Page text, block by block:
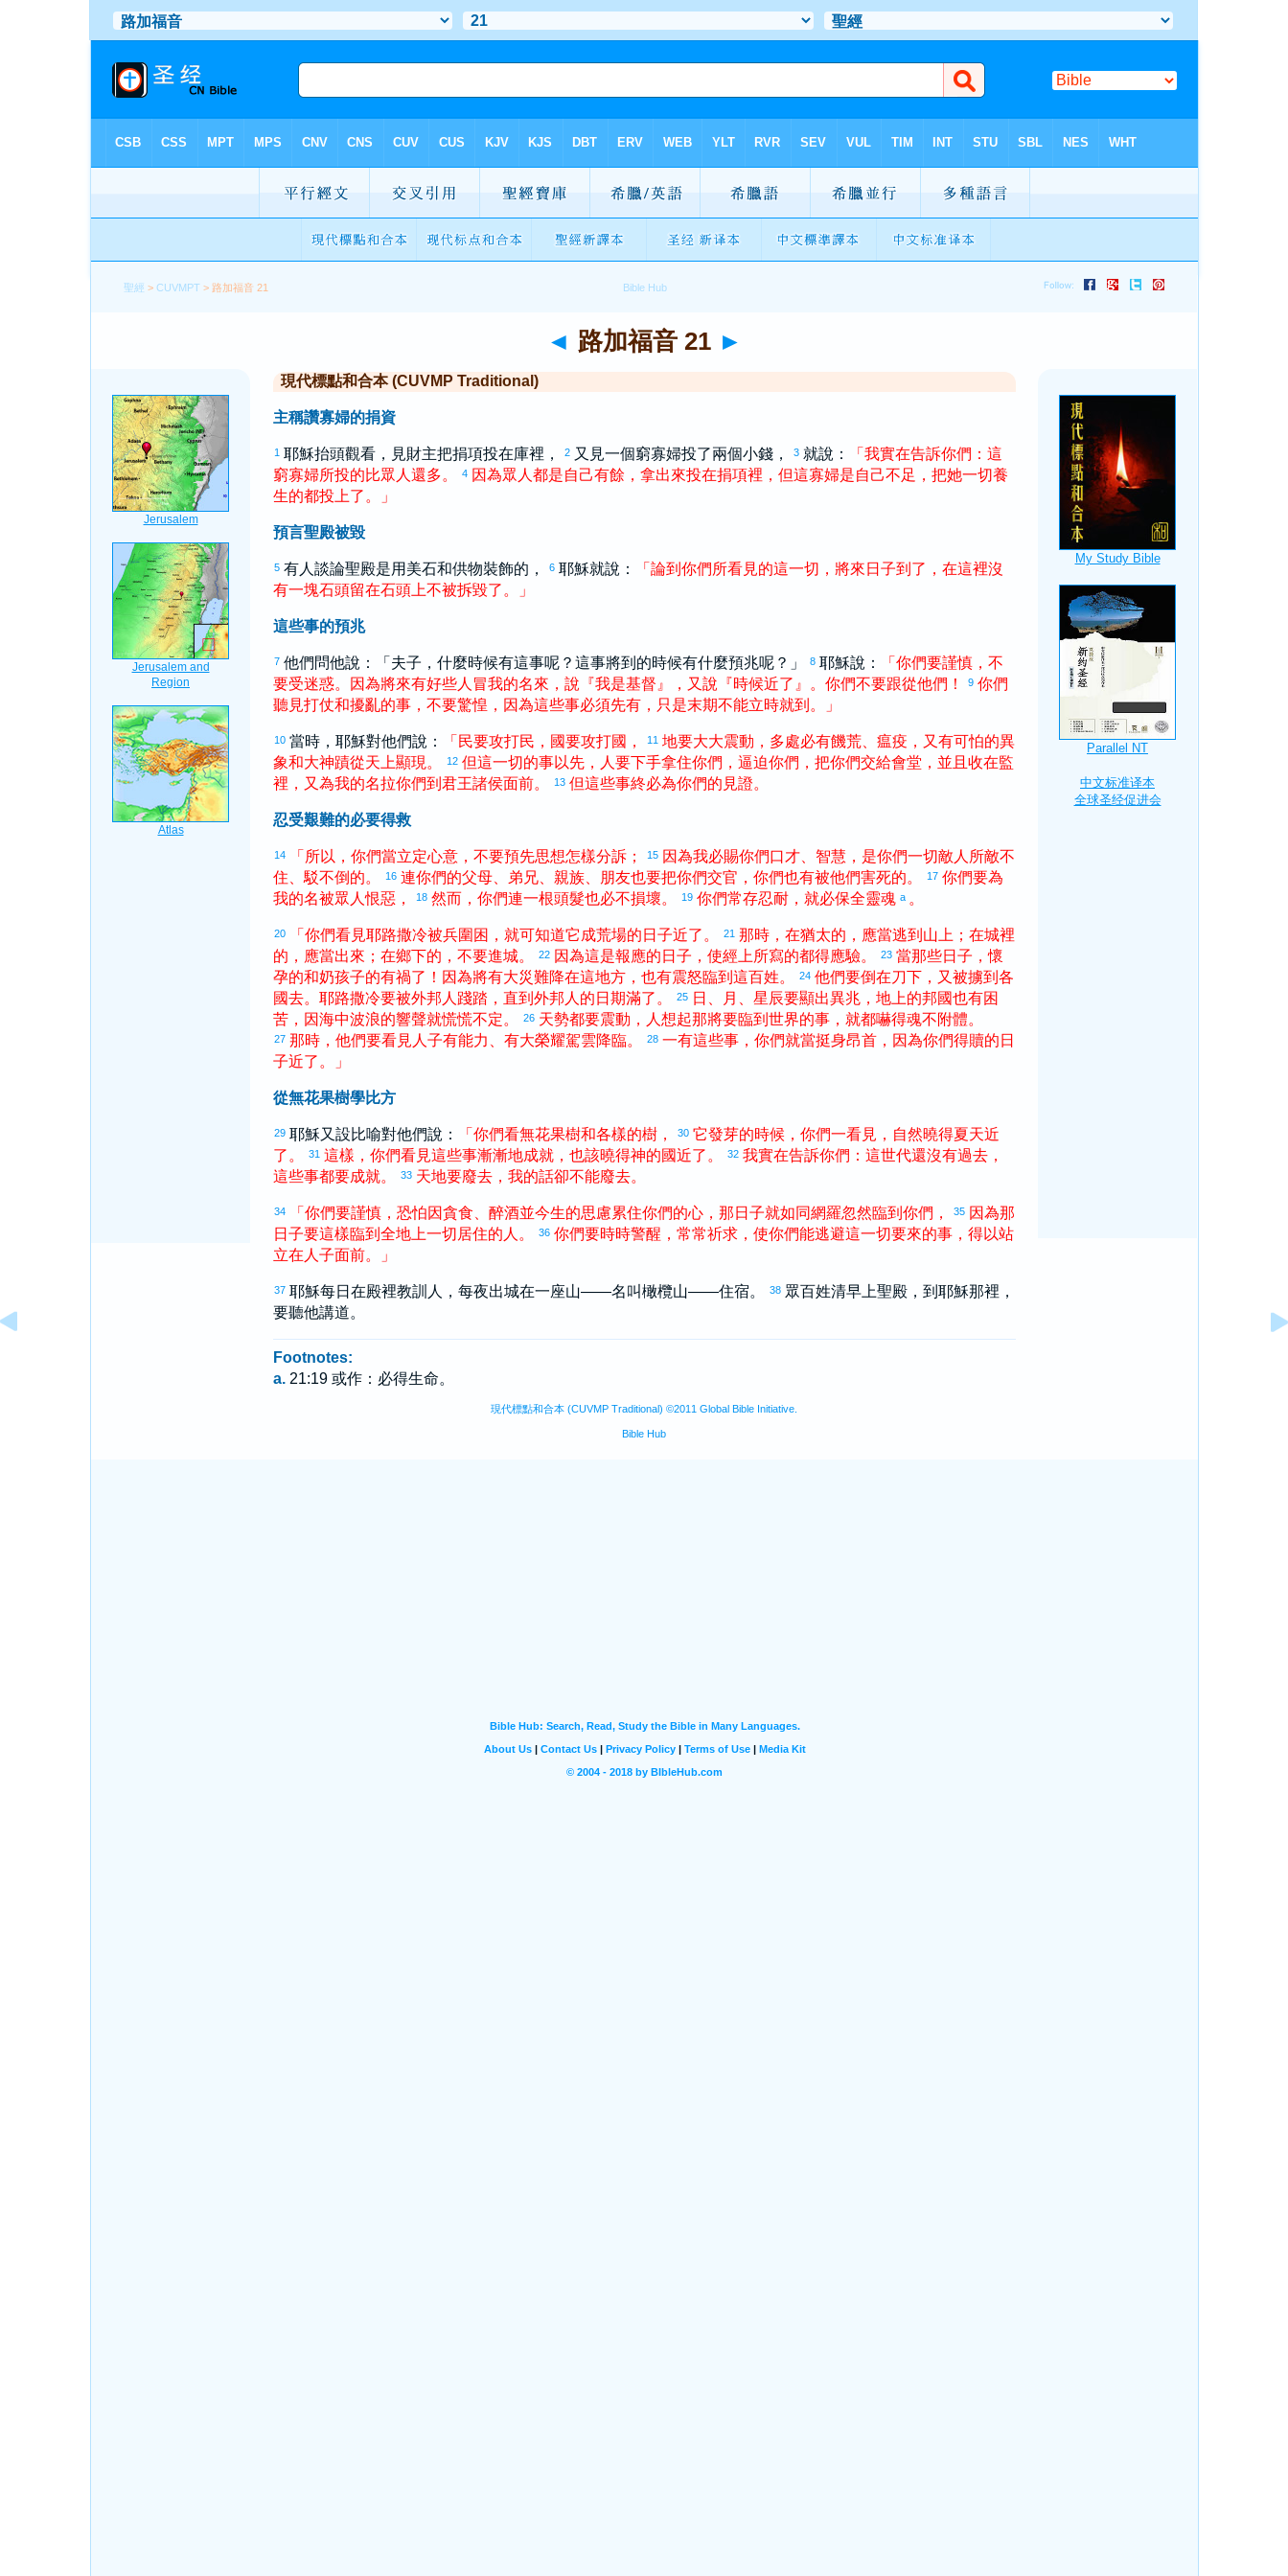
聖經 >CUVMPT > 路加福音 21
◄ 路加福音 21 ►
現代標點和合本 (CUVMP Traditional)
主稱讚寡婦的捐資
1 耶穌抬頭觀看，見財主把捐項投在庫裡， 2 又見一個窮寡婦投了兩個小錢， 3 就說： 「 我實在告訴你們 ： 這
窮寡婦所投的比眾人 還多。 4 因為眾人 都是自己有餘 ， 拿出來投在捐項裡 ， 但這寡婦是自己不足 ， 把她一切養
生的都投 上了 。 」
預言聖殿被毀
5 有人談論聖殿是用美石和供物裝飾的， 6 耶穌就說： 「 論到 你們 所看見的這一切 ， 將來 日子到 了 ， 在這裡沒
有一塊石頭留在石頭上不被拆毀了 。 」
這些事的預兆
7 他們問他說：「夫子，什麼時候有這事呢？這事將到的時候有什麼預兆呢？」 8 耶穌說： 「 你們要謹慎， 不
要受迷惑。 因為將來有好些人 冒我的名來 ， 說 『我是基督 』 ， 又 說 『時候近了 』 。 你們不要跟從他們 ！ 9 你們
聽見打仗和擾亂的事， 不要驚惶 ， 因為這些事必須先有， 只是末期不能立時就到 。 」
10 當時，耶穌對他們說： 「 民要攻打民 ， 國要攻打國 ， 11 地要大大震動 ， 多處必有饑荒、 瘟疫 ， 又 有可怕的異
象和大神蹟從天上顯現 。 12 但這一切的事以先， 人 要下手拿住你們 ， 逼迫你們 ， 把你們交給會堂 ， 並且 收在監
裡 ， 又 為我的名拉你們到 君王諸侯面前。 13 但這些事終必為你們的 見證。
忍受艱難的必要得救
14 「 所以 ， 你們當立定心意， 不要預先思想怎樣分訴； 15 因為我必賜你們口才、 智慧， 是你們一切敵人 所敵不
住
駁不倒 的。 16 連你們的父母、 弟兄、 親族、 朋友也要把你們交官 ， 你們也有被他們害死的。 17 你們要為
我的名被眾人恨惡， 18 然而， 你們連一根頭髮也必不損壞。 19 你們常存忍耐， 就必保全靈魂 a 。
20 「 你們看見耶路撒冷被兵圍困 ， 就可知道它 成荒場的 日子近了 。 21 那時， 在猶太的 ， 應當逃到 山上 ； 在城裡
的 ， 應當出來 ； 在鄉下的 ， 不要進城。 22 因為這是報應的 日子 ， 使經 上 所寫的都得應驗。 23 當那些日子 ，懷
孕的和奶孩子的有禍了 ！ 因為將有大災難降在這地方， 也有震怒臨到 這百姓。 24 他們要倒在刀下， 又 被擄到 各
國去。 耶路撒冷要被外邦人 踐踏， 直到 外邦人 的 日期滿了 。 25 日 月 星辰要顯出異兆， 地上的邦國也有困
苦， 因海中波浪的響聲就慌慌不定。 26 天勢都要震動 ， 人 想起那將要臨到 世界的事， 就都嚇得魂不附體。
27 那時， 他們要看見 人子有能力 有大榮耀駕雲降臨。 28 一有這些事， 你們就當挺身昂首， 因為你們得贖的 日
子近了 。 」
從無花果樹學比方
29 耶穌又設比喻對他們說： 「 你們看無花果樹和各樣的樹， 30 它發芽的時候， 你們一看見 ， 自然曉得夏天近
了 。 31 這樣 ， 你們看見這些事漸漸地成就， 也該曉得神的國近了 。 32 我實在告訴你們 ： 這世代還沒有過去，
這些事都要成就。 33 天地要廢去， 我的話卻不能廢去。
34 「 你們要謹慎， 恐怕因貪食 醉酒並今生的思慮累住你們的心， 那 日子就如同網羅忽然臨到 你們 ， 35 因為那
日子要這樣臨到 全地上一切居住的 人 。 36 你們要時時警醒 ， 常常祈求， 使你們能逃避這一切要來的事， 得以站
立在 人子面前。 」
37 耶穌每日在殿裡教訓人，每夜出城在一座山——名叫橄欖山——住宿。 38 眾百姓清早上聖殿，到耶穌那裡，
要聽他講道。
Footnotes:
a. 21:19 或作：必得生命。
現代標點和合本 (CUVMP Traditional) ©2011 Global Bible Initiative.
Bible Hub